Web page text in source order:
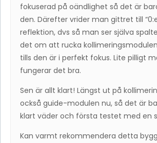
fokuserad på oändlighet så det är
den. Därefter vrider man gittret till
reflektion, dvs så man ser själva
det om att rucka
tills den är i perfekt fokus. Lite pilligt
fungerar det bra.
Sen är allt klart! Längst ut på
också guide-modulen nu, så det är
klart väder och första testet med en
Kan varmt rekommendera detta